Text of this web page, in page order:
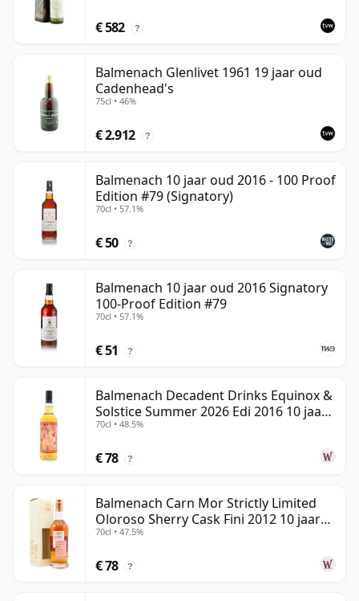
€ 582 ?
Balmenach Glenlivet 1961 19 jaar oud
Cadenhead's
75cl • 46%
€ 2.912 ?
Balmenach 10 jaar oud 2016 - 100 Proof
Edition #79 (Signatory)
70cl • 57.1%
€ 50 ?
Balmenach 10 jaar oud 2016 Signatory
100-Proof Edition #79
70cl • 57.1%
€ 51 ?
Balmenach Decadent Drinks Equinox &
Solstice Summer 2026 Edi 2016 10 jaar
oud
70cl • 48.5%
€ 78 ?
Balmenach Carn Mor Strictly Limited
Oloroso Sherry Cask Fini 2012 10 jaar
oud
70cl • 47.5%
€ 78 ?